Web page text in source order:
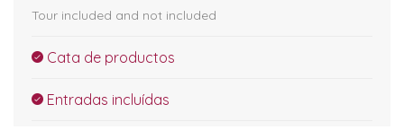
Tour included and not included
Cata de productos
Entradas incluídas